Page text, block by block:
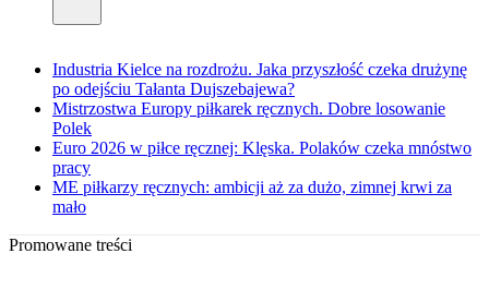
Industria Kielce na rozdrożu. Jaka przyszłość czeka drużynę
po odejściu Tałanta Dujszebajewa?
Mistrzostwa Europy piłkarek ręcznych. Dobre losowanie
Polek
Euro 2026 w piłce ręcznej: Klęska. Polaków czeka mnóstwo
pracy
ME piłkarzy ręcznych: ambicji aż za dużo, zimnej krwi za
mało
Promowane treści